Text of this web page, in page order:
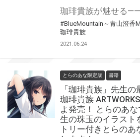
#BlueMountain～青山澄香
珈琲貴族
2021.06.24
とらのあな限定版 書籍
「珈琲貴族」先生
珈琲貴族
よ発売！ とらのあ
生の珠玉のイラスト
トリー付きとらの